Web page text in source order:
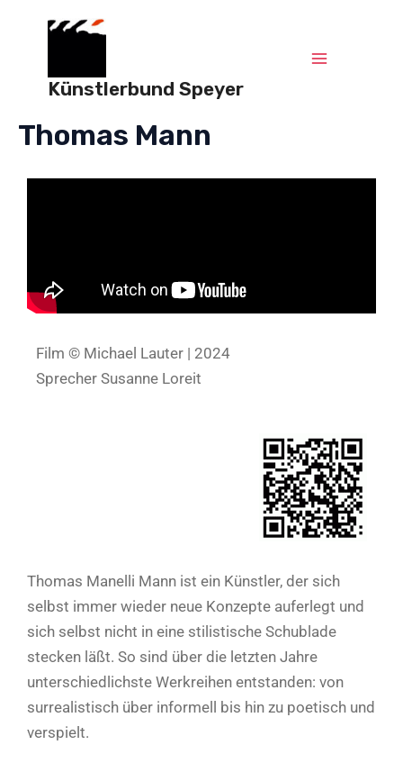
Künstlerbund Speyer
Thomas Mann
Film © Michael Lauter | 2024
Sprecher Susanne Loreit
Thomas Manelli Mann ist ein Künstler, der sich
selbst immer wieder neue Konzepte auferlegt und
sich selbst nicht in eine stilistische Schublade
stecken läßt. So sind über die letzten Jahre
unterschiedlichste Werkreihen entstanden: von
surrealistisch über informell bis hin zu poetisch und
verspielt.